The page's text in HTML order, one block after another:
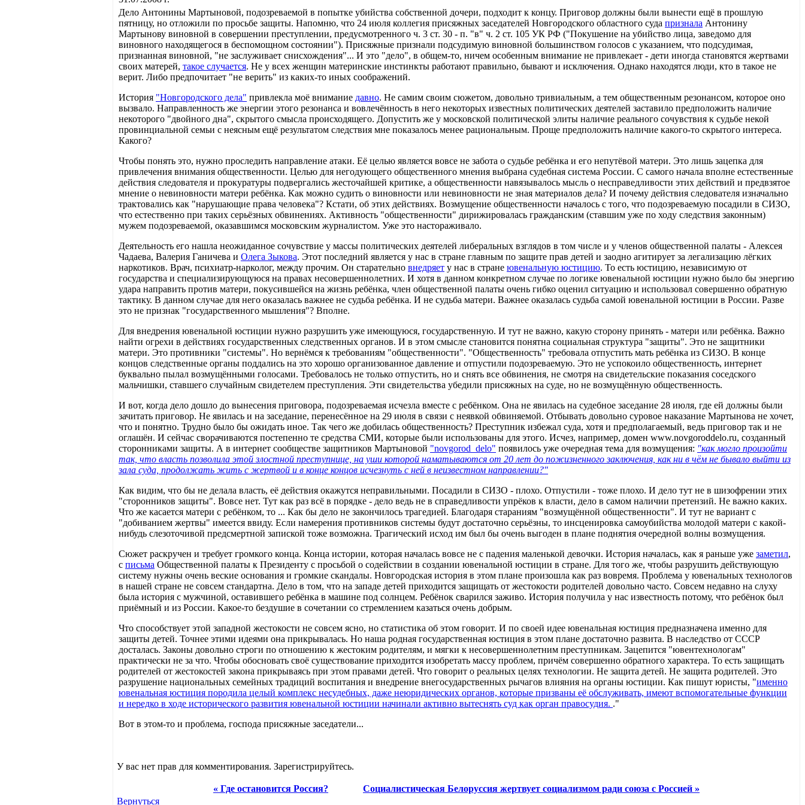
Дело Антонины Мартыновой, подозреваемой в попытке убийства собственной дочери, подходит к концу. Приговор должны были вынести ещё в прошлую
пятницу, но отложили по просьбе защиты. Напомню, что 24 июля коллегия присяжных заседателей Новгородского областного суда признала Антонину
Мартынову виновной в совершении преступлении, предусмотренного ч. 3 ст. 30 - п. "в" ч. 2 ст. 105 УК РФ ("Покушение на убийство лица, заведомо для
виновного находящегося в беспомощном состоянии"). Присяжные признали подсудимую виновной большинством голосов с указанием, что подсудимая,
признанная виновной, "не заслуживает снисхождения"... И это "дело", в общем-то, ничем особенным внимание не привлекает - дети иногда становятся жертвами
своих матерей, такое случается. Не у всех женщин материнские инстинкты работают правильно, бывают и исключения. Однако находятся люди, кто в такое не
верит. Либо предпочитает "не верить" из каких-то иных соображений.
История "Новгородского дела" привлекла моё внимание давно. Не самим своим сюжетом, довольно тривиальным, а тем общественным резонансом, которое оно
вызвало. Направленность же энергии этого резонанса и вовлечённость в него некоторых известных политических деятелей заставило предположить наличие
некоторого "двойного дна", скрытого смысла происходящего. Допустить же у московской политической элиты наличие реального сочувствия к судьбе некой
провинциальной семьи с неясным ещё результатом следствия мне показалось менее рациональным. Проще предположить наличие какого-то скрытого интереса.
Какого?
Чтобы понять это, нужно проследить направление атаки. Её целью является вовсе не забота о судьбе ребёнка и его непутёвой матери. Это лишь зацепка для
привлечения внимания общественности. Целью для негодующего общественного мнения выбрана судебная система России. С самого начала вполне естественные
действия следователя и прокуратуры подвергались жесточайшей критике, а общественности навязывалось мысль о несправедливости этих действий и предвзятое
мнение о невиновности матери ребёнка. Как можно судить о виновности или невиновности не зная материалов дела? И почему действия следователя изначально
трактовались как "нарушающие права человека"? Кстати, об этих действиях. Возмущение общественности началось с того, что подозреваемую посадили в СИЗО,
что естественно при таких серьёзных обвинениях. Активность "общественности" дирижировалась гражданским (ставшим уже по ходу следствия законным)
мужем подозреваемой, оказавшимся московским журналистом. Уже это настораживало.
Деятельность его нашла неожиданное сочувствие у массы политических деятелей либеральных взглядов в том числе и у членов общественной палаты - Алексея
Чадаева, Валерия Ганичева и Олега Зыкова. Этот последний является у нас в стране главным по защите прав детей и заодно агитирует за легализацию лёгких
наркотиков. Врач, психиатр-нарколог, между прочим. Он старательно внедряет у нас в стране ювенальную юстицию. То есть юстицию, независимую от
государства и специализирующуюся на правах несовершеннолетних. И хотя в данном конкретном случае по логике ювенальной юстиции нужно было бы энергию
удара направить против матери, покусившейся на жизнь ребёнка, член общественной палаты очень гибко оценил ситуацию и использовал совершенно обратную
тактику. В данном случае для него оказалась важнее не судьба ребёнка. И не судьба матери. Важнее оказалась судьба самой ювенальной юстиции в России. Разве
это не признак "государственного мышления"? Вполне.
Для внедрения ювенальной юстиции нужно разрушить уже имеющуюся, государственную. И тут не важно, какую сторону принять - матери или ребёнка. Важно
найти огрехи в действиях государственных следственных органов. И в этом смысле становится понятна социальная структура "защиты". Это не защитники
матери. Это противники "системы". Но вернёмся к требованиям "общественности". "Общественность" требовала отпустить мать ребёнка из СИЗО. В конце
концов следственные органы поддались на это хорошо организованное давление и отпустили подозреваемую. Это не успокоило общественность, интернет
буквально пылал возмущёнными голосами. Требовалось не только отпустить, но и снять все обвинения, не смотря на свидетельские показания соседского
мальчишки, ставшего случайным свидетелем преступления. Эти свидетельства убедили присяжных на суде, но не возмущённую общественность.
И вот, когда дело дошло до вынесения приговора, подозреваемая исчезла вместе с ребёнком. Она не явилась на судебное заседание 28 июля, где ей должны были
зачитать приговор. Не явилась и на заседание, перенесённое на 29 июля в связи с неявкой обвиняемой. Отбывать довольно суровое наказание Мартынова не хочет,
что и понятно. Трудно было бы ожидать иное. Так чего же добилась общественность? Преступник избежал суда, хотя и предполагаемый, ведь приговор так и не
оглашён. И сейчас сворачиваются постепенно те средства СМИ, которые были использованы для этого. Исчез, например, домен www.novgoroddelo.ru, созданный
сторонниками защиты. А в интернет сообществе защитников Мартыновой "novgorod_delo" появилось уже очередная тема для возмущения: "как могло произойти
так, что власть позволила этой злостной преступнице, на уши которой наматываются от 20 лет до пожизненного заключения, как ни в чём не бывало выйти из
зала суда, продолжать жить с жертвой и в конце концов исчезнуть с ней в неизвестном направлении?"
Как видим, что бы не делала власть, её действия окажутся неправильными. Посадили в СИЗО - плохо. Отпустили - тоже плохо. И дело тут не в шизофрении этих
"сторонников защиты". Вовсе нет. Тут как раз всё в порядке - дело ведь не в справедливости упрёков к власти, дело в самом наличии претензий. Не важно каких.
Что же касается матери с ребёнком, то ... Как бы дело не закончилось трагедией. Благодаря стараниям "возмущённой общественности". И тут не вариант с
"добиванием жертвы" имеется ввиду. Если намерения противников системы будут достаточно серьёзны, то инсценировка самоубийства молодой матери с какой-
нибудь слезоточивой предсмертной запиской тоже возможна. Трагический исход им был бы очень выгоден в плане поднятия очередной волны возмущения.
Сюжет раскручен и требует громкого конца. Конца истории, которая началась вовсе не с падения маленькой девочки. История началась, как я раньше уже заметил,
с письма Общественной палаты к Президенту с просьбой о содействии в создании ювенальной юстиции в стране. Для того же, чтобы разрушить действующую
систему нужны очень веские основания и громкие скандалы. Новгородская история в этом плане произошла как раз вовремя. Проблема у ювенальных технологов
в нашей стране не совсем стандартна. Дело в том, что на западе детей приходится защищать от жестокости родителей довольно часто. Совсем недавно на слуху
была история с мужчиной, оставившего ребёнка в машине под солнцем. Ребёнок сварился заживо. История получила у нас известность потому, что ребёнок был
приёмный и из России. Какое-то бездушие в сочетании со стремлением казаться очень добрым.
Что способствует этой западной жестокости не совсем ясно, но статистика об этом говорит. И по своей идее ювенальная юстиция предназначена именно для
защиты детей. Точнее этими идеями она прикрывалась. Но наша родная государственная юстиция в этом плане достаточно развита. В наследство от СССР
досталась. Законы довольно строги по отношению к жестоким родителям, и мягки к несовершеннолетним преступникам. Зацепится "ювентехнологам"
практически не за что. Чтобы обосновать своё существование приходится изобретать массу проблем, причём совершенно обратного характера. То есть защищать
родителей от жестокостей закона прикрываясь при этом правами детей. Что говорит о реальных целях технологии. Не защита детей. Не защита родителей. Это
разрушение национальных семейных традиций воспитания и внедрение внегосударственных рычагов влияния на органы юстиции. Как пишут юристы, "именно
ювенальная юстиция породила целый комплекс несудебных, даже неюридических органов, которые призваны её обслуживать, имеют вспомогательные функции
и нередко в ходе исторического развития ювенальной юстиции начинали активно вытеснять суд как орган правосудия. ."
Вот в этом-то и проблема, господа присяжные заседатели...
У вас нет прав для комментирования. Зарегистрируйтесь.
« Где остановится Россия?
Социалистическая Белоруссия жертвует социализмом ради союза с Россией »
Вернуться